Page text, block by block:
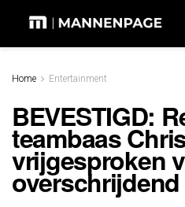
Home Entertainment
BEVESTIGD:
teambaas
vrijgesproken